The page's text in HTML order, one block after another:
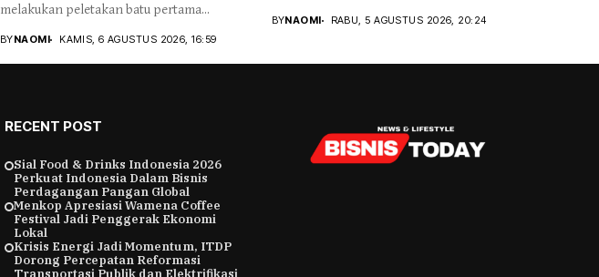
melakukan peletakan batu pertama...
BYNAOMI KAMIS, 6 AGUSTUS 2026, 16:59
BYNAOMI RABU, 5 AGUSTUS 2026, 20:24
RECENT POST
Sial Food & Drinks Indonesia 2026
Perkuat Indonesia Dalam Bisnis
Perdagangan Pangan Global
Menkop Apresiasi Wamena Coffee
Festival Jadi Penggerak Ekonomi
Lokal
Krisis Energi Jadi Momentum, ITDP
Dorong Percepatan Reformasi